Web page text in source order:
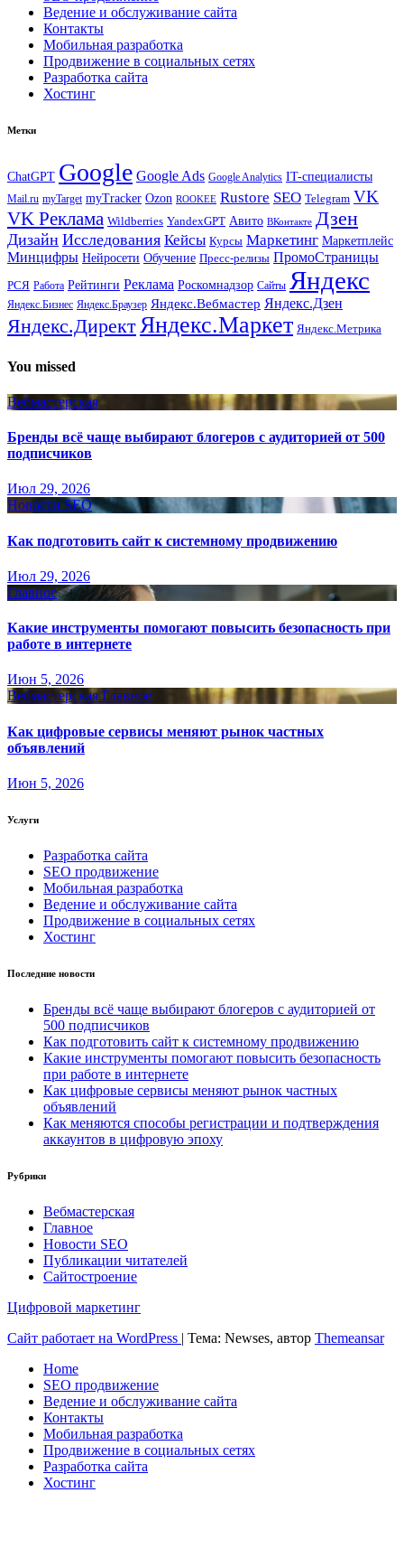
Ведение и обслуживание сайта
Контакты
Мобильная разработка
Продвижение в социальных сетях
Разработка сайта
Хостинг
Метки
ChatGPT Google Google Ads Google Analytics IT-специалисты
Mail.ru myTarget myTracker Ozon ROOKEE Rustore SEO Telegram VK
VK Реклама Wildberries YandexGPT Авито ВКонтакте Дзен
Дизайн Исследования Кейсы Курсы Маркетинг Маркетплейс
Минцифры Нейросети Обучение Пресс-релизы ПромоСтраницы
РСЯ Работа Рейтинги Реклама Роскомнадзор Сайты Яндекс
Яндекс.Бизнес Яндекс.Браузер Яндекс.Вебмастер Яндекс.Дзен
Яндекс.ДиректЯндекс.Маркет Яндекс.Метрика
You missed
Вебмастерская
Бренды всё чаще выбирают блогеров с аудиторией от 500
подписчиков
Июл 29, 2026
Новости SEO
Как подготовить сайт к системному продвижению
Июл 29, 2026
Главное
Какие инструменты помогают повысить безопасность при
работе в интернете
Июн 5, 2026
Вебмастерская Главное
Как цифровые сервисы меняют рынок частных
объявлений
Июн 5, 2026
Услуги
Разработка сайта
SEO продвижение
Мобильная разработка
Ведение и обслуживание сайта
Продвижение в социальных сетях
Хостинг
Последние новости
Бренды всё чаще выбирают блогеров с аудиторией от
500 подписчиков
Как подготовить сайт к системному продвижению
Какие инструменты помогают повысить безопасность
при работе в интернете
Как цифровые сервисы меняют рынок частных
объявлений
Как меняются способы регистрации и подтверждения
аккаунтов в цифровую эпоху
Рубрики
Вебмастерская
Главное
Новости SEO
Публикации читателей
Сайтостроение
Цифровой маркетинг
Сайт работает на WordPress | Тема: Newses, автор Themeansar
Home
SEO продвижение
Ведение и обслуживание сайта
Контакты
Мобильная разработка
Продвижение в социальных сетях
Разработка сайта
Хостинг